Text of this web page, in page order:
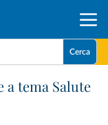
Cerca
tema Salute